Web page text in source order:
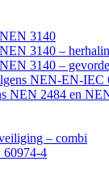
3140
3140 –
3140 –
NEN-EN-IEC
NEN 2484 en
– combi
60974-4